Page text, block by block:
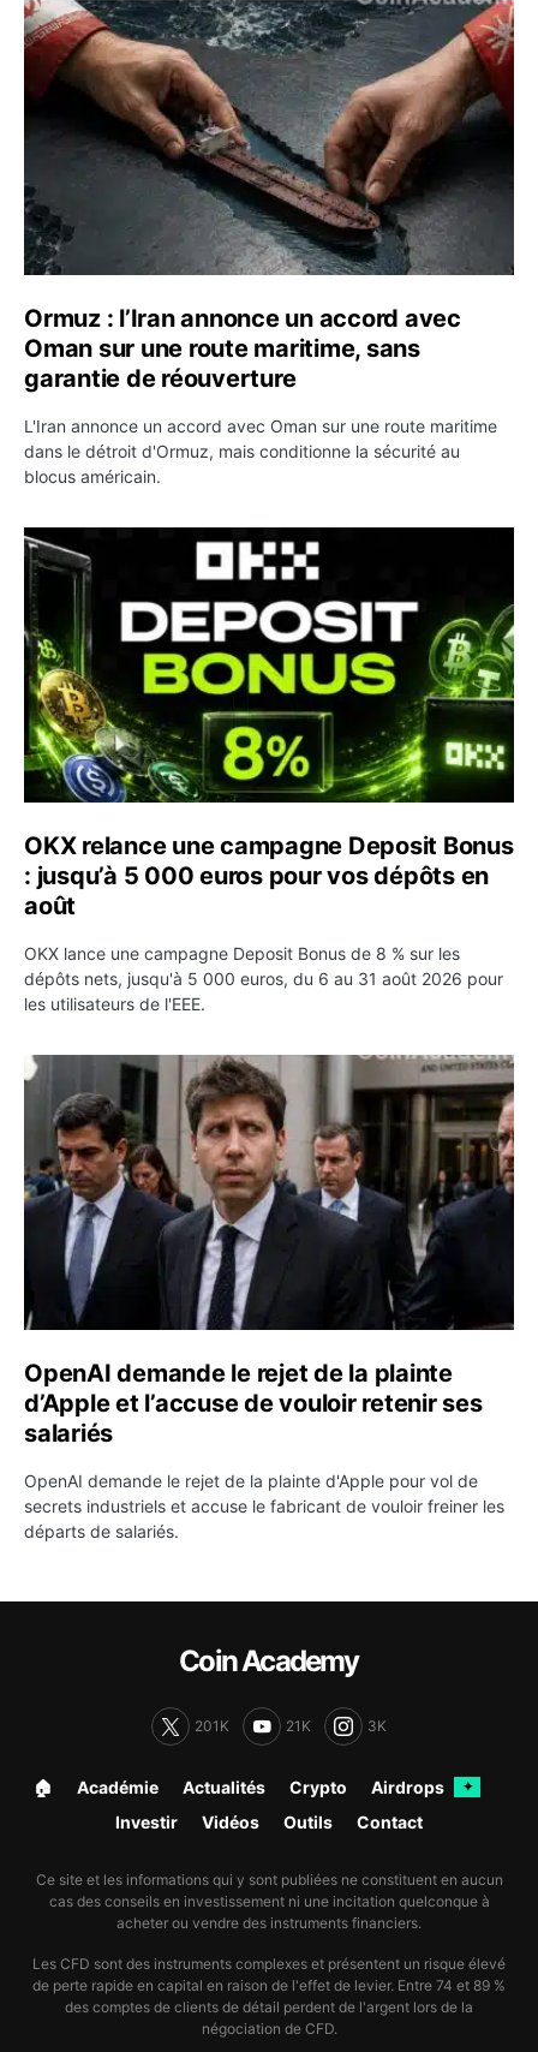
Ormuz : l’Iran annonce un accord avec Oman sur une
Ormuz : l’Iran annonce un accord avec
Oman sur une route maritime, sans
garantie de réouverture
L'Iran annonce un accord avec Oman sur une route maritime
dans le détroit d'Ormuz, mais conditionne la sécurité au
blocus américain.
OKX relance une campagne Deposit Bonus : jusqu’à 5
OKX relance une campagne Deposit Bonus
: jusqu’à 5 000 euros pour vos dépôts en
août
OKX lance une campagne Deposit Bonus de 8 % sur les
dépôts nets, jusqu'à 5 000 euros, du 6 au 31 août 2026 pour
les utilisateurs de l'EEE.
OpenAI demande le rejet de la plainte d’Apple et
OpenAI demande le rejet de la plainte
d’Apple et l’accuse de vouloir retenir ses
salariés
OpenAI demande le rejet de la plainte d'Apple pour vol de
secrets industriels et accuse le fabricant de vouloir freiner les
départs de salariés.
Coin Academy
201K 21K 3K
🏠︎ Académie Actualités Crypto Airdrops ✦
Investir Vidéos Outils Contact
Ce site et les informations qui y sont publiées ne constituent en aucun
cas des conseils en investissement ni une incitation quelconque à
acheter ou vendre des instruments financiers.
Les CFD sont des instruments complexes et présentent un risque élevé
de perte rapide en capital en raison de l'effet de levier. Entre 74 et 89 %
des comptes de clients de détail perdent de l'argent lors de la
négociation de CFD.